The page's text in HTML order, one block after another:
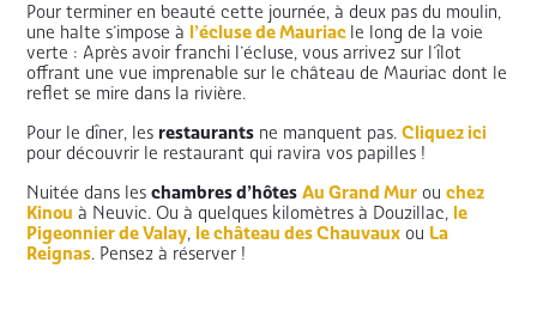
Pour terminer en beauté cette journée, à deux pas du moulin,
une halte s’impose à l’écluse de Mauriac le long de la voie
verte : Après avoir franchi l’écluse, vous arrivez sur l’îlot
offrant une vue imprenable sur le château de Mauriac dont le
reflet se mire dans la rivière.
Pour le dîner, les restaurants ne manquent pas. Cliquez ici
pour découvrir le restaurant qui ravira vos papilles !
Nuitée dans les chambres d’hôtes Au Grand Mur ou chez
Kinou à Neuvic. Ou à quelques kilomètres à Douzillac, le
Pigeonnier de Valay, le château des Chauvaux ou La
Reignas. Pensez à réserver !